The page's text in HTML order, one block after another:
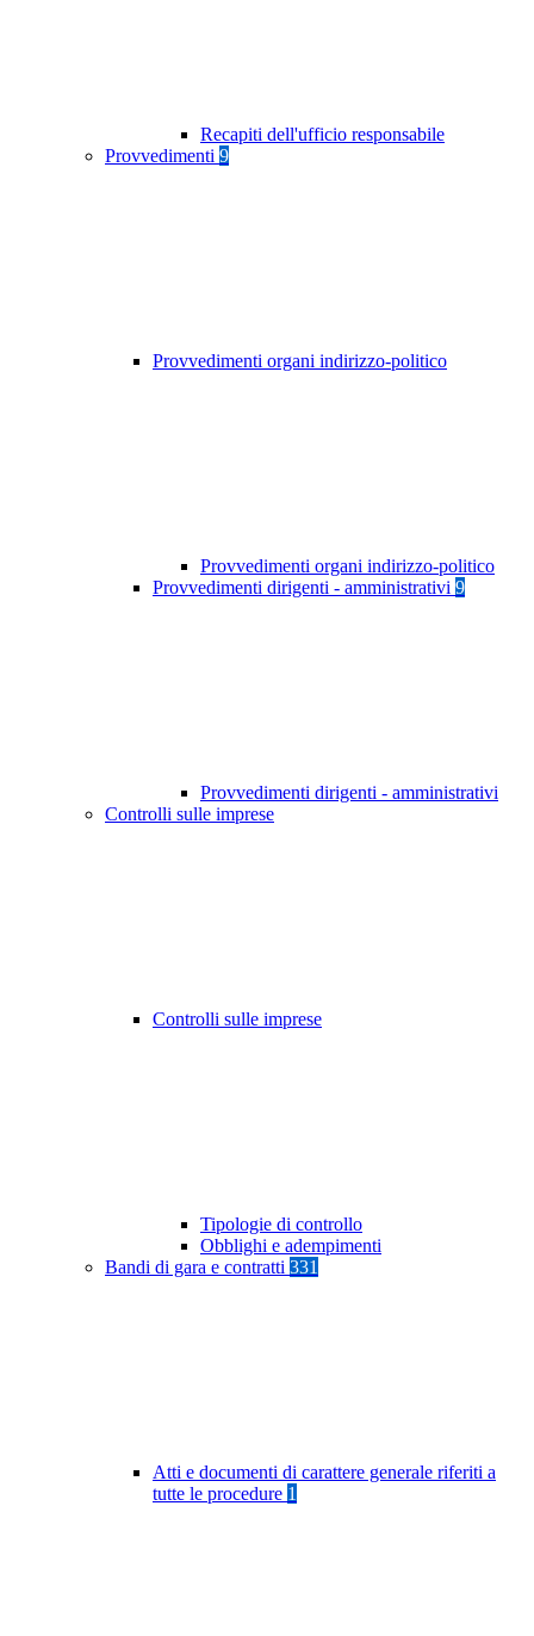
Recapiti dell'ufficio responsabile
Provvedimenti 9
Provvedimenti organi indirizzo-politico
Provvedimenti organi indirizzo-politico
Provvedimenti dirigenti - amministrativi 9
Provvedimenti dirigenti - amministrativi
Controlli sulle imprese
Controlli sulle imprese
Tipologie di controllo
Obblighi e adempimenti
Bandi di gara e contratti 331
Atti e documenti di carattere generale riferiti a
tutte le procedure 1